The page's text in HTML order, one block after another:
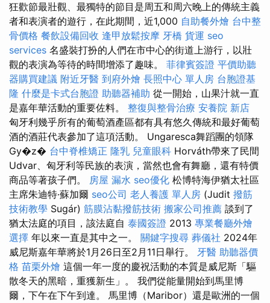
狂歡節最壯觀、最獨特的節目是周五和周六晚上的傳統主義
者和表演者的遊行，在此期間，近1,000 自助餐外燴 台中整
骨價格 餐飲設備回收 逢甲放鬆按摩 牙橋 貨運 seo
services 名盛裝打扮的人們在市中心的街道上游行，以壯
觀的表演為等待的時間增添了趣味。 菲律賓簽證 平價助聽
器購買建議 附近牙醫 到府外燴 長照中心 單人房 台胞證基
隆 什麼是卡式台胞證 助聽器補助 從一開始，山果汁就一直
是嘉年華活動的重要佐料。 整復與整骨治療 安養院 新店
匈牙利幾乎所有的葡萄酒產區都有具有悠久傳統和最好葡萄
酒的酒莊代表參加了這項活動。 Ungaresca舞蹈團的領隊
Gy�z� 台中脊椎矯正 隆乳 兒童眼科 Horváth帶來了民間
Udvar、匈牙利等民族的表演，當然也會有舞廳，還有特價
商品等著孩子們。 房屋 漏水 seo優化 松博特海伊猶太社區
主席朱迪特·蘇加爾 seo公司 老人養護 單人房 (Judit 撥筋
技術教學 Sugár) 筋膜沾黏撥筋技術 搬家公司推薦 談到了
猶太法庭的項目，該法庭自 泰國簽證 2013 專業餐廳外燴
選擇 年以來一直是其中之一。 關鍵字搜尋 葬儀社 2024年
威尼斯嘉年華將於1月26日至2月11日舉行。 牙醫 助聽器價
格 苗栗外燴 這個一年一度的慶祝活動的本質是威尼斯「驅
散冬天的黑暗，重獲新生」。 我們從能量開始到馬里博
爾，下午在下午到達。 馬里博（Maribor）還是歐洲的一個